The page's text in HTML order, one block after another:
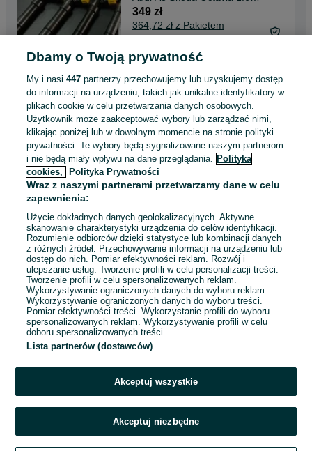
TDI Delphi
349 zł
364,72 zł z Pakietem
Wrocław, Krzyki
Dzisiaj o 12:19
Wtryski VW Golf Seat Leon
Audi A3 Skoda Octavia 1.6
TDI Delphi
349 zł
364,72 zł z Pakietem
Ochronnym
Rzeszów
Dzisiaj o 12:18
1 2 3 ... 216
Zadzwoń / SMS
Dbamy o Twoją prywatność
My i nasi447 partnerzy przechowujemy lub uzyskujemy dostęp
do informacji na urządzeniu, takich jak unikalne identyfikatory w
plikach cookie w celu przetwarzania danych osobowych.
Użytkownik może zaakceptować wybory lub zarządzać nimi,
klikając poniżej lub w dowolnym momencie na stronie polityki
prywatności. Te wybory będą sygnalizowane naszym partnerom
i nie będą miały wpływu na dane przeglądania. Polityka
cookies,
Polityka Prywatności
Wraz z naszymi partnerami przetwarzamy dane w celu
zapewnienia:
Użycie dokładnych danych geolokalizacyjnych. Aktywne
skanowanie charakterystyki urządzenia do celów identyfikacji.
Rozumienie odbiorców dzięki statystyce lub kombinacji danych
z różnych źródeł. Przechowywanie informacji na urządzeniu lub
dostęp do nich. Pomiar efektywności reklam. Rozwój i
ulepszanie usług. Tworzenie profili w celu personalizacji treści.
Tworzenie profili w celu spersonalizowanych reklam.
Wykorzystywanie ograniczonych danych do wyboru reklam.
Wykorzystywanie ograniczonych danych do wyboru treści.
Pomiar efektywności treści. Wykorzystanie profili do wyboru
spersonalizowanych reklam. Wykorzystywanie profili w celu
doboru spersonalizowanych treści.
Lista partnerów (dostawców)
Akceptuj wszystkie
Akceptuj niezbędne